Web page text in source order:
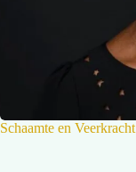
Schaamte en Veerkracht